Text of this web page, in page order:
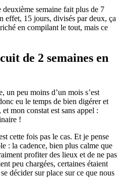
semaine fait plus de 7
effet, 15 jours, divisés par deux, ça
en compilant le tout, mais ce
de 2 semaines en
un peu moins d’un mois s’est
eu le temps de bien digérer et
mon constat est sans appel :
!
cette fois pas le cas. Et je pense
: la cadence, bien plus calme que
profiter des lieux et de ne pas
peu chargées, certaines étaient
décider sur place sur ce que nous